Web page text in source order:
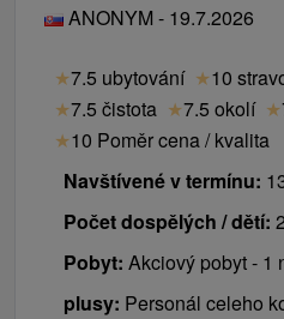
ANONYM - 19.7.2026
★7.5 ubytování ★10
★7.5 čistota ★7.5 okolí ★
★10 Poměr cena / kvalita
Navštívené v termínu:
Počet dospělých / dětí:
Pobyt: Akciový pobyt - 1
plusy: Personál celeho